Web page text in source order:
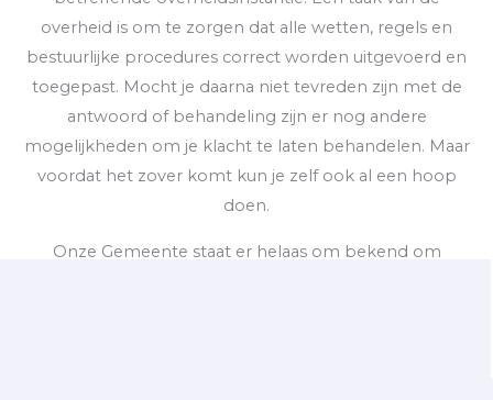
overheid is om te zorgen dat alle wetten, regels en
bestuurlijke procedures correct worden uitgevoerd en
toegepast. Mocht je daarna niet tevreden zijn met de
antwoord of behandeling zijn er nog andere
mogelijkheden om je klacht te laten behandelen. Maar
voordat het zover komt kun je zelf ook al een hoop
doen.
Onze Gemeente staat er helaas om bekend om